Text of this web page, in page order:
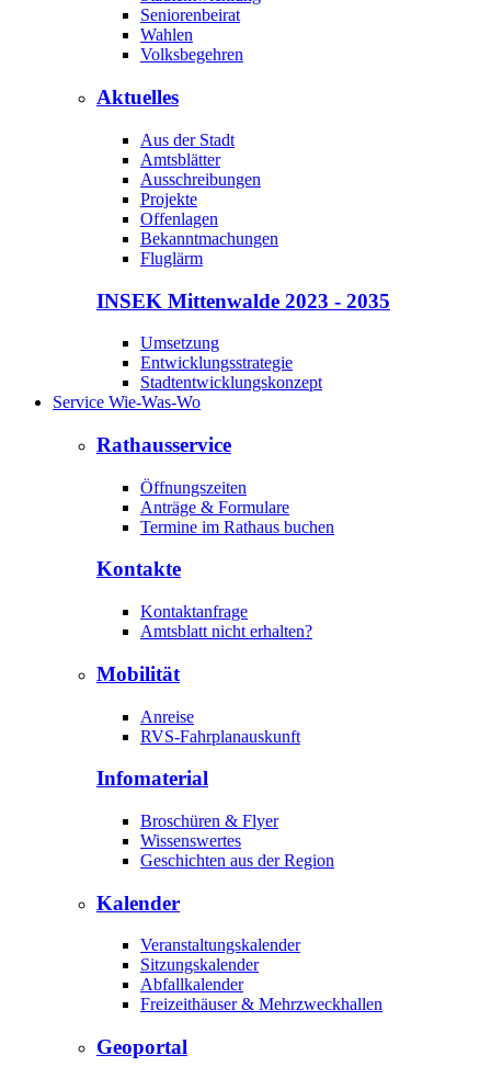
Seniorenbeirat
Wahlen
Volksbegehren
Aktuelles
Aus der Stadt
Amtsblätter
Ausschreibungen
Projekte
Offenlagen
Bekanntmachungen
Fluglärm
INSEK Mittenwalde 2023 - 2035
Umsetzung
Entwicklungsstrategie
Stadtentwicklungskonzept
Service Wie-Was-Wo
Rathausservice
Öffnungszeiten
Anträge & Formulare
Termine im Rathaus buchen
Kontakte
Kontaktanfrage
Amtsblatt nicht erhalten?
Mobilität
Anreise
RVS-Fahrplanauskunft
Infomaterial
Broschüren & Flyer
Wissenswertes
Geschichten aus der Region
Kalender
Veranstaltungskalender
Sitzungskalender
Abfallkalender
Freizeithäuser & Mehrzweckhallen
Geoportal